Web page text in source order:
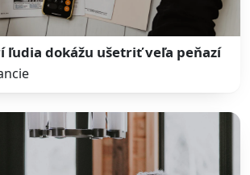
ľudia dokážu ušetriť veľa peňazí